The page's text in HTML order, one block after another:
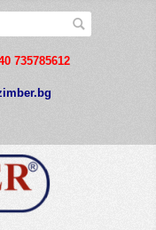
735785612